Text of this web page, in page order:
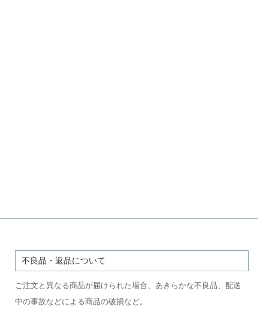
不良品・返品について
ご注文と異なる商品が届けられた場合、あきらかな不良品、配送
中の事故などによる商品の破損など。